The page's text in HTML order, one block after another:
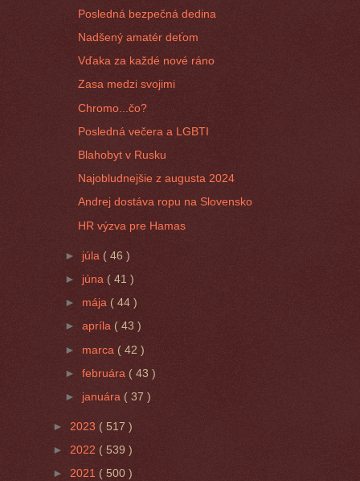
Posledná bezpečná dedina
Nadšený amatér deťom
Vďaka za každé nové ráno
Zasa medzi svojimi
Chromo...čo?
Posledná večera a LGBTI
Blahobyt v Rusku
Najobludnejšie z augusta 2024
Andrej dostáva ropu na Slovensko
HR výzva pre Hamas
► júla ( 46 )
► júna ( 41 )
► mája( 44 )
►apríla ( 43 )
► marca( 42 )
►februára ( 43 )
► januára( 37 )
► 2023 ( 517 )
► 2022 ( 539 )
► 2021 ( 500 )